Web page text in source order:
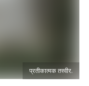
प्रतीकात्मक तस्वीर.